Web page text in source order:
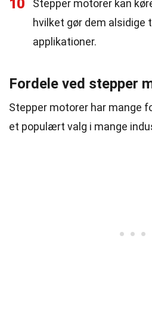
10
Stepper motorer kan
hvilket gør dem alsidige
applikationer.
Fordele ved stepper
Stepper motorer har mange
et populært valg i mange